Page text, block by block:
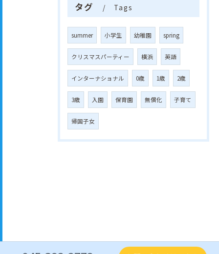
タグ Tags
summer 小学生 幼稚園 spring
クリスマスパーティー 横浜 英語
インターナショナル 0歳 1歳 2歳
3歳 入園 保育園 無償化 子育て
帰国子女